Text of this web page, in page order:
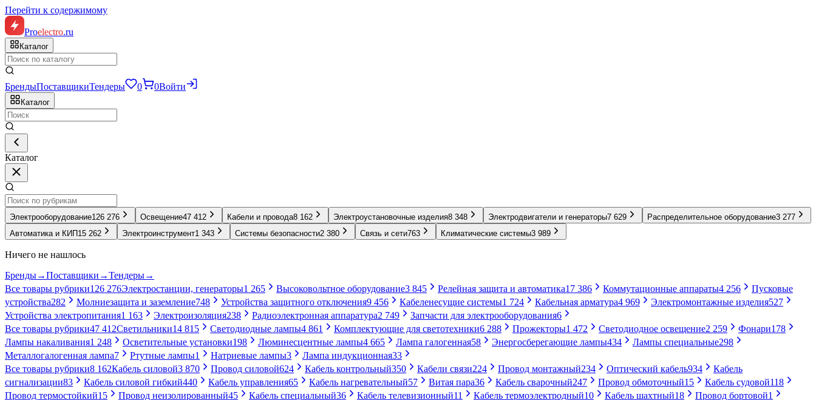
Перейти к содержимому
Proelectro.ru
Каталог
БрендыПоставщикиТендеры 0 0Войти
Каталог
Каталог
Электрооборудование126 276 Освещение47 412 Кабели и провода8 162 Электроустановочные изделия8 348 Электродвигатели и генераторы7 629 Распределительное оборудование3 277
Автоматика и КИП 15 262 Электроинструмент1 343 Системы безопасности2 380 Связь и сети763 Климатические системы3 989
Ничего не нашлось
Бренды→Поставщики →Тендеры→
Все товары рубрики126 276Электростанции, генераторы1 265 Высоковольтное оборудование3 845 Релейная защита и автоматика17 386 Коммутационные аппараты4 256
Пусковые
устройства282 Молниезащита и заземление748 Устройства защитного отключения9 456 Кабеленесущие системы1 724 Кабельная арматура4 969 Электромонтажные изделия527
Устройства электропитания1 163 Электроизоляция238 Радиоэлектронная аппаратура2 749 Запчасти для электрооборудования6
Все товары рубрики47 412Светильники14 815 Светодиодные лампы4 861 Комплектующие для светотехники6 288 Прожекторы1 472 Светодиодное освещение2 259 Фонари178
Лампы накаливания1 248 Осветительные установки198 Люминесцентные лампы4 665 Лампа галогенная58 Энергосберегающие лампы434 Лампы специальные298
Металлогалогенная лампа7 Ртутные лампы1 Натриевые лампы3 Лампа индукционная33
Все товары рубрики8 162Кабель силовой3 870 Провод силовой624 Кабель контрольный350 Кабели связи224 Провод монтажный234 Оптический кабель934
Кабель
сигнализации83 Кабель силовой гибкий440 Кабель управления65 Кабель нагревательный57 Витая пара36 Кабель сварочный247 Провод обмоточный15 Кабель судовой118
Провод термостойкий15 Провод неизолированный45 Кабель специальный36 Кабель телевизионный11 Кабель термоэлектродный10 Кабель шахтный18 Провод бортовой1